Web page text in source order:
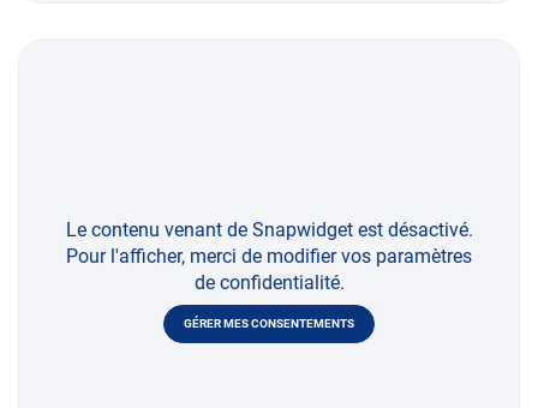
Le contenu venant de Snapwidget est désactivé.
Pour l'afficher, merci de modifier vos paramètres
de confidentialité.
GÉRER MES CONSENTEMENTS